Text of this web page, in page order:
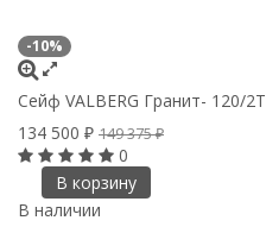
-10%
Сейф VALBERG Гранит- 120/2Т
134 500 ₽ 149 375₽
0
В корзину
В наличии